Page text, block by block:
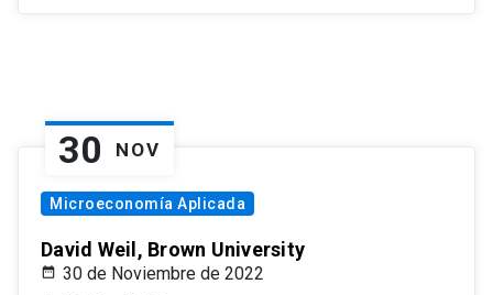
30 NOV
Microeconomía Aplicada
David Weil, Brown University
30 de Noviembre de 2022